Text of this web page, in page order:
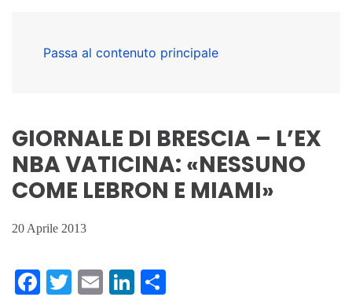
Passa al contenuto principale
GIORNALE DI BRESCIA – L’EX
NBA VATICINA: «NESSUNO
COME LEBRON E MIAMI»
20 Aprile 2013
Facebook
Twitter
EmailLinkedIn